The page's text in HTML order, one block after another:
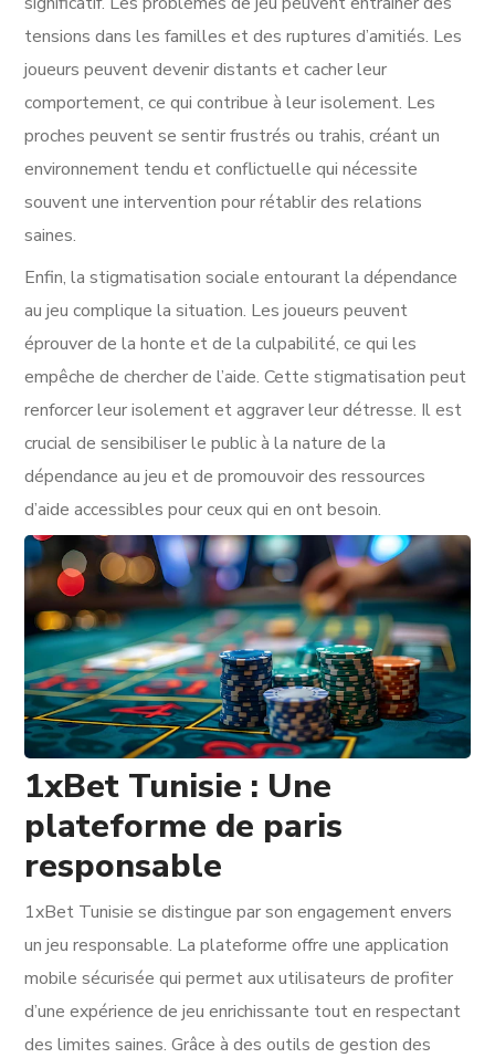
tensions dans les familles et des ruptures d’amitiés. Les
joueurs peuvent devenir distants et cacher leur
comportement, ce qui contribue à leur isolement. Les
proches peuvent se sentir frustrés ou trahis, créant un
environnement tendu et conflictuelle qui nécessite
souvent une intervention pour rétablir des relations
saines.
Enfin, la stigmatisation sociale entourant la dépendance
au jeu complique la situation. Les joueurs peuvent
éprouver de la honte et de la culpabilité, ce qui les
empêche de chercher de l’aide. Cette stigmatisation peut
renforcer leur isolement et aggraver leur détresse. Il est
crucial de sensibiliser le public à la nature de la
dépendance au jeu et de promouvoir des ressources
d’aide accessibles pour ceux qui en ont besoin.
1xBet Tunisie : Une
plateforme de paris
responsable
1xBet Tunisie se distingue par son engagement envers
un jeu responsable. La plateforme offre une application
mobile sécurisée qui permet aux utilisateurs de profiter
d’une expérience de jeu enrichissante tout en respectant
des limites saines. Grâce à des outils de gestion des